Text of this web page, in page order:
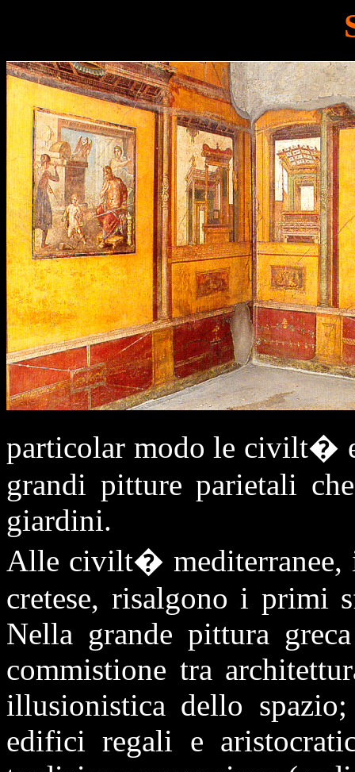
particolar modo le civilt�
grandi pitture parietali
giardini.
Alle civilt� mediterranee,
cretese, risalgono i primi
Nella grande pittura
commistione tra
illusionistica dello
edifici regali e